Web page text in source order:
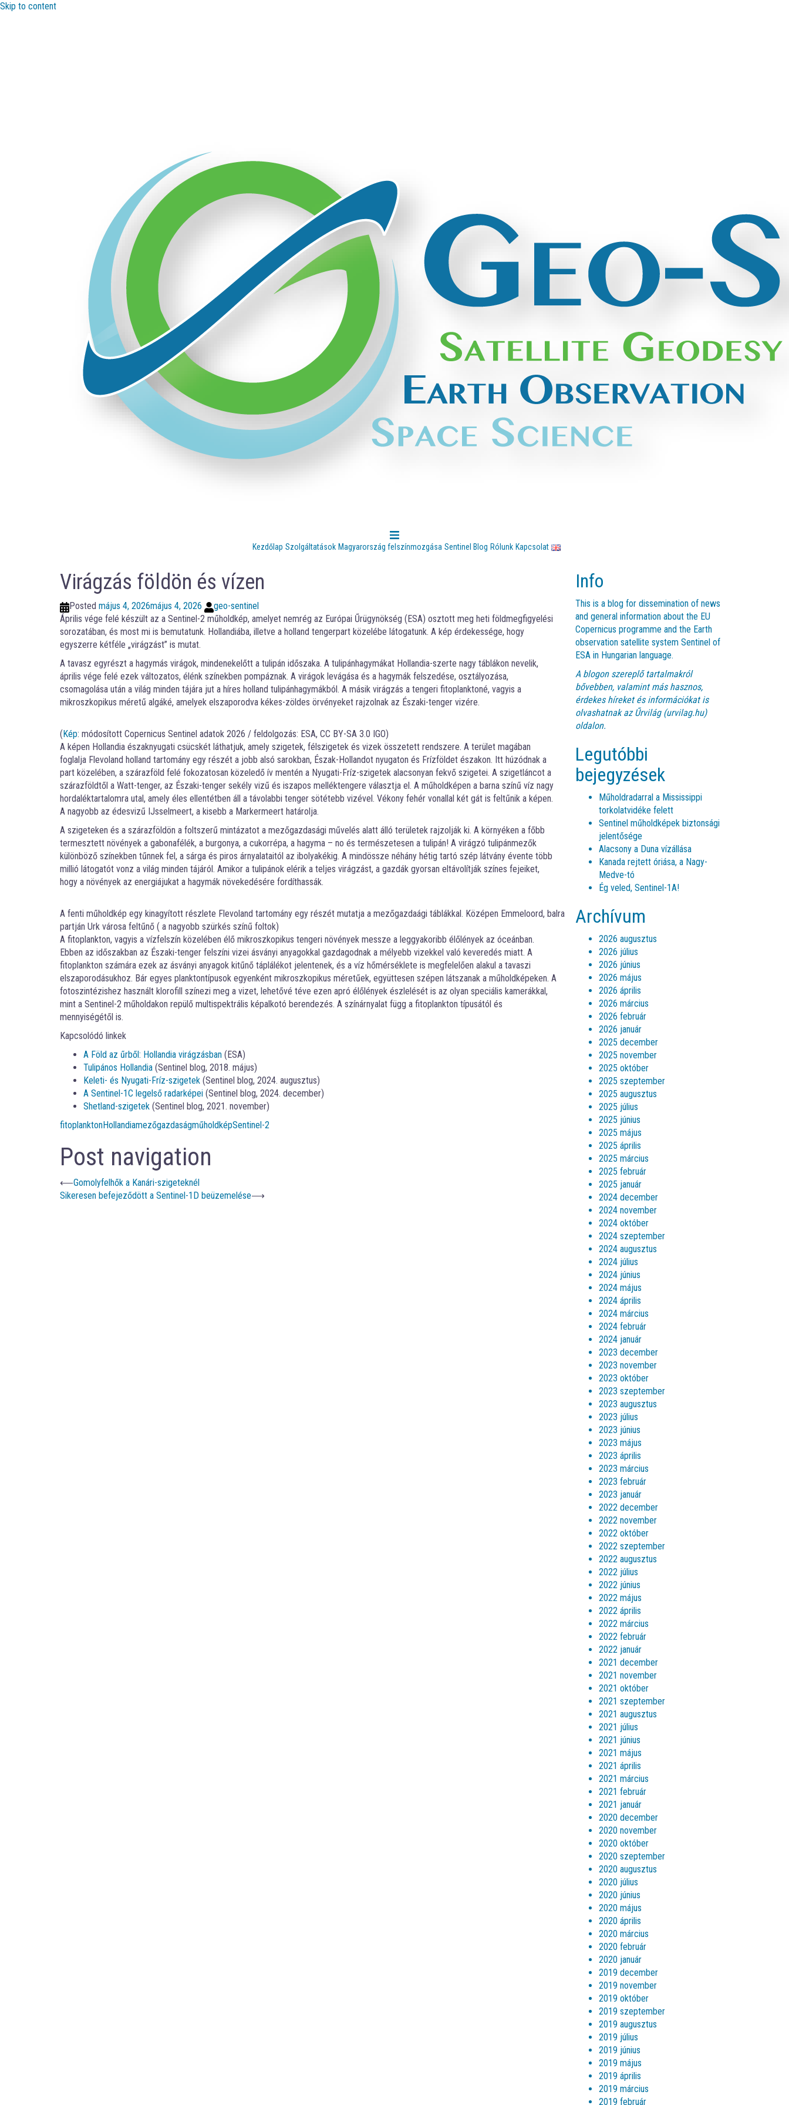
Skip to content
Kezdőlap Szolgáltatások Magyarország felszínmozgása Sentinel Blog Rólunk Kapcsolat
Virágzás földön és vízen
Posted május 4, 2026május 4, 2026
geo-sentinel
Április vége felé készült az a Sentinel-2 műholdkép, amelyet nemrég az Európai Űrügynökség (ESA) osztott meg heti földmegfigyelési
sorozatában, és most mi is bemutatunk. Hollandiába, illetve a holland tengerpart közelébe látogatunk. A kép érdekessége, hogy
egyszerre kétféle „virágzást” is mutat.
A tavasz egyrészt a hagymás virágok, mindenekelőtt a tulipán időszaka. A tulipánhagymákat Hollandia-szerte nagy táblákon nevelik,
április vége felé ezek változatos, élénk színekben pompáznak. A virágok levágása és a hagymák felszedése, osztályozása,
csomagolása után a világ minden tájára jut a híres holland tulipánhagymákból. A másik virágzás a tengeri fitoplanktoné, vagyis a
mikroszkopikus méretű algáké, amelyek elszaporodva kékes-zöldes örvényeket rajzolnak az Északi-tenger vizére.
(Kép: módosított Copernicus Sentinel adatok 2026 / feldolgozás: ESA, CC BY-SA 3.0 IGO)
A képen Hollandia északnyugati csücskét láthatjuk, amely szigetek, félszigetek és vizek összetett rendszere. A terület magában
foglalja Flevoland holland tartomány egy részét a jobb alsó sarokban, Észak-Hollandot nyugaton és Frízföldet északon. Itt húzódnak a
part közelében, a szárazföld felé fokozatosan közeledő ív mentén a Nyugati-Fríz-szigetek alacsonyan fekvő szigetei. A szigetláncot a
szárazföldtől a Watt-tenger, az Északi-tenger sekély vizű és iszapos melléktengere választja el. A műholdképen a barna színű víz nagy
hordaléktartalomra utal, amely éles ellentétben áll a távolabbi tenger sötétebb vizével. Vékony fehér vonallal két gát is feltűnik a képen.
A nagyobb az édesvizű IJsselmeert, a kisebb a Markermeert határolja.
A szigeteken és a szárazföldön a foltszerű mintázatot a mezőgazdasági művelés alatt álló területek rajzolják ki. A környéken a főbb
termesztett növények a gabonafélék, a burgonya, a cukorrépa, a hagyma – no és természetesen a tulipán! A virágzó tulipánmezők
különböző színekben tűnnek fel, a sárga és piros árnyalataitól az ibolyakékig. A mindössze néhány hétig tartó szép látvány évente több
millió látogatót vonz a világ minden tájáról. Amikor a tulipánok elérik a teljes virágzást, a gazdák gyorsan eltávolítják színes fejeiket,
hogy a növények az energiájukat a hagymák növekedésére fordíthassák.
A fenti műholdkép egy kinagyított részlete Flevoland tartomány egy részét mutatja a mezőgazdaági táblákkal. Középen Emmeloord, balra lent, az IJsselmeer
partján Urk városa feltűnő ( a nagyobb szürkés színű foltok)
A fitoplankton, vagyis a vízfelszín közelében élő mikroszkopikus tengeri növények messze a leggyakoribb élőlények az óceánban.
Ebben az időszakban az Északi-tenger felszíni vizei ásványi anyagokkal gazdagodnak a mélyebb vizekkel való keveredés miatt. A
fitoplankton számára ezek az ásványi anyagok kitűnő táplálékot jelentenek, és a víz hőmérséklete is megfelelően alakul a tavaszi
elszaporodásukhoz. Bár egyes planktontípusok egyenként mikroszkopikus méretűek, együttesen szépen látszanak a műholdképeken. A
fotoszintézishez használt klorofill színezi meg a vizet, lehetővé téve ezen apró élőlények észlelését is az olyan speciális kamerákkal,
mint a Sentinel-2 műholdakon repülő multispektrális képalkotó berendezés. A színárnyalat függ a fitoplankton típusától és
mennyiségétől is.
Kapcsolódó linkek
A Föld az űrből: Hollandia virágzásban (ESA)
Tulipános Hollandia (Sentinel blog, 2018. május)
Keleti- és Nyugati-Fríz-szigetek (Sentinel blog, 2024. augusztus)
A Sentinel-1C legelső radarképei (Sentinel blog, 2024. december)
Shetland-szigetek (Sentinel blog, 2021. november)
fitoplanktonHollandiamezőgazdaságműholdképSentinel-2
Post navigation
⟵Gomolyfelhők a Kanári-szigeteknél
Sikeresen befejeződött a Sentinel-1D beüzemelése⟶
Info
This is a blog for dissemination of news
and general information about the EU
Copernicus programme and the Earth
observation satellite system Sentinel of
ESA in Hungarian language.
A blogon szereplő tartalmakról
bővebben, valamint más hasznos,
érdekes híreket és információkat is
olvashatnak azŰrvilág (urvilag.hu)
oldalon.
Legutóbbi
bejegyzések
Műholdradarral a Mississippi
torkolatvidéke felett
Sentinel műholdképek biztonsági
jelentősége
Alacsony a Duna vízállása
Kanada rejtett óriása, a Nagy-
Medve-tó
Ég veled, Sentinel-1A!
Archívum
2026 augusztus
2026 július
2026 június
2026 május
2026 április
2026 március
2026 február
2026 január
2025 december
2025 november
2025 október
2025 szeptember
2025 augusztus
2025 július
2025 június
2025 május
2025 április
2025 március
2025 február
2025 január
2024 december
2024 november
2024 október
2024 szeptember
2024 augusztus
2024 július
2024 június
2024 május
2024 április
2024 március
2024 február
2024 január
2023 december
2023 november
2023 október
2023 szeptember
2023 augusztus
2023 július
2023 június
2023 május
2023 április
2023 március
2023 február
2023 január
2022 december
2022 november
2022 október
2022 szeptember
2022 augusztus
2022 július
2022 június
2022 május
2022 április
2022 március
2022 február
2022 január
2021 december
2021 november
2021 október
2021 szeptember
2021 augusztus
2021 július
2021 június
2021 május
2021 április
2021 március
2021 február
2021 január
2020 december
2020 november
2020 október
2020 szeptember
2020 augusztus
2020 július
2020 június
2020 május
2020 április
2020 március
2020 február
2020 január
2019 december
2019 november
2019 október
2019 szeptember
2019 augusztus
2019 július
2019 június
2019 május
2019 április
2019 március
2019 február